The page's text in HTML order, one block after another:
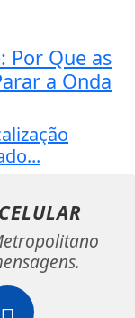
Por Que as
a Onda